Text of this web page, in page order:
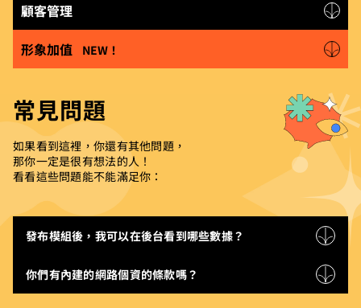
顧客管理
形象加值
NEW！
常見問題
如果看到這裡，你還有其他問題，
那你一定是很有想法的人！
看看這些問題能不能滿足你：
發布模組後，我可以在後台看到哪些數據？
你們有內建的網路個資的條款嗎？